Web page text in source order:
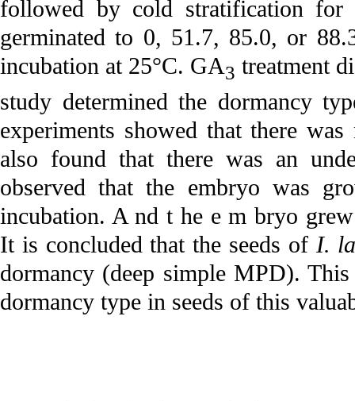
followed by cold stratification
germinated to 0, 51.7, 85.0, or
incubation at 25°C. GA3 treatment
study determined the dormancy
experiments showed that there
also found that there was an
observed that the embryo was
incubation. A nd t he e m bryo
It is concluded that the seeds of I.
dormancy (deep simple MPD).
dormancy type in seeds of this